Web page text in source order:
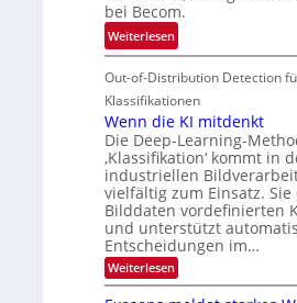
e
t
e
V
I
S
I
O
N
T
e
c
h
T
a
l
k
T
o
u
r
a
u
d
e
r
V
I
bei Becom.
Weiterlesen:
T
a
g
u
n
g
z
u
E
l
e
k
Out-of-Distribution Detection
Klassifikationen
Wenn die KI mitdenkt
Die Deep-Learning-
‚Klassifikation‘ kommt in
industriellen
vielfältig zum Einsatz.
Bilddaten vordefinierten
und unterstützt
Entscheidungen im…
Weiterlesen:
W